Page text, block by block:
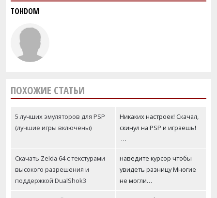
TOHDOM
ПОХОЖИЕ СТАТЬИ
5 лучших эмуляторов для PSP
(лучшие игры включены)
Никаких настроек! Скачал,
скинул на PSP и играешь!
…
Скачать Zelda 64 с текстурами
высокого разрешения и
поддержкой DualShok3
наведите курсор чтобы
увидеть разницу Многие
не могли…